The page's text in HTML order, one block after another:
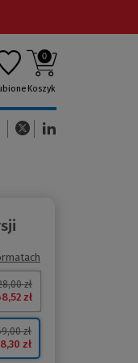
0
Koszyk
(Nowe okno)(Link do innej strony)
zł
zł
zł
zł